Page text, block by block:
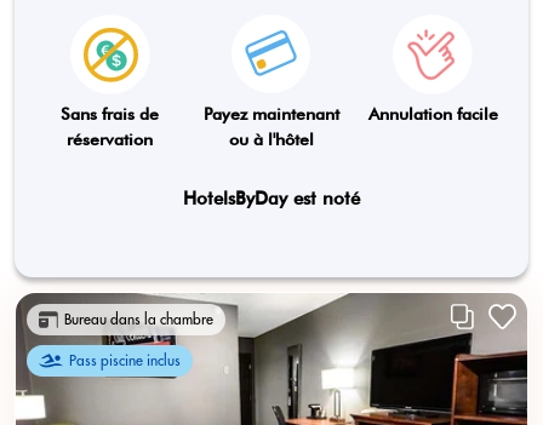
Sans frais de
réservation
Payez maintenant
ou à l'hôtel
Annulation facile
HotelsByDay est noté
Bureau dans la chambre
Pass piscine inclus